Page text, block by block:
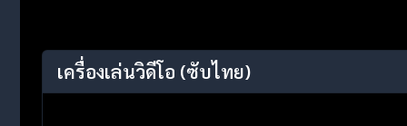
เครื่องเล่นวิดีโอ (ซับไทย)